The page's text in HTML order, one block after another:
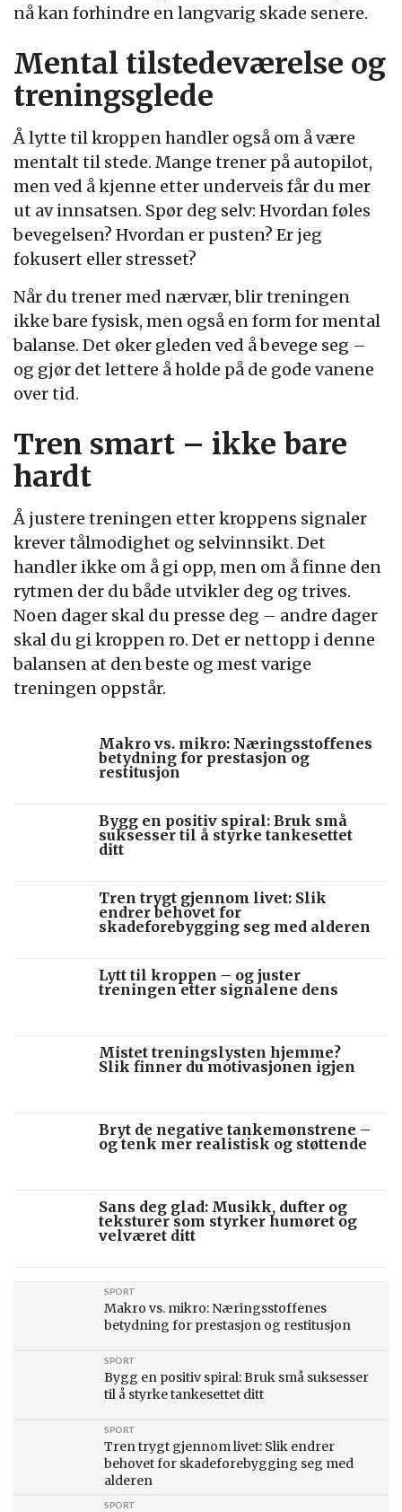
nå kan forhindre en langvarig skade senere.
Mental tilstedeværelse og
treningsglede
Å lytte til kroppen handler også om å være
mentalt til stede. Mange trener på autopilot,
men ved å kjenne etter underveis får du mer
ut av innsatsen. Spør deg selv: Hvordan føles
bevegelsen? Hvordan er pusten? Er jeg
fokusert eller stresset?
Når du trener med nærvær, blir treningen
ikke bare fysisk, men også en form for mental
balanse. Det øker gleden ved å bevege seg –
og gjør det lettere å holde på de gode vanene
over tid.
Tren smart – ikke bare
hardt
Å justere treningen etter kroppens signaler
krever tålmodighet og selvinnsikt. Det
handler ikke om å gi opp, men om å finne den
rytmen der du både utvikler deg og trives.
Noen dager skal du presse deg – andre dager
skal du gi kroppen ro. Det er nettopp i denne
balansen at den beste og mest varige
treningen oppstår.
Makro vs. mikro: Næringsstoffenes
betydning for prestasjon og
restitusjon
Bygg en positiv spiral: Bruk små
suksesser til å styrke tankesettet
ditt
Tren trygt gjennom livet: Slik
endrer behovet for
skadeforebygging seg med alderen
Lytt til kroppen – og juster
treningen etter signalene dens
Mistet treningslysten hjemme?
Slik finner du motivasjonen igjen
Bryt de negative tankemønstrene –
og tenk mer realistisk og støttende
Sans deg glad: Musikk, dufter og
teksturer som styrker humøret og
velværet ditt
Makro vs. mikro: Næringsstoffenes
betydning for prestasjon og restitusjon
SPORT
Bygg en positiv spiral: Bruk små suksesser
til å styrke tankesettet ditt
SPORT
Tren trygt gjennom livet: Slik endrer
behovet for skadeforebygging seg med
alderen
SPORT
SPORT